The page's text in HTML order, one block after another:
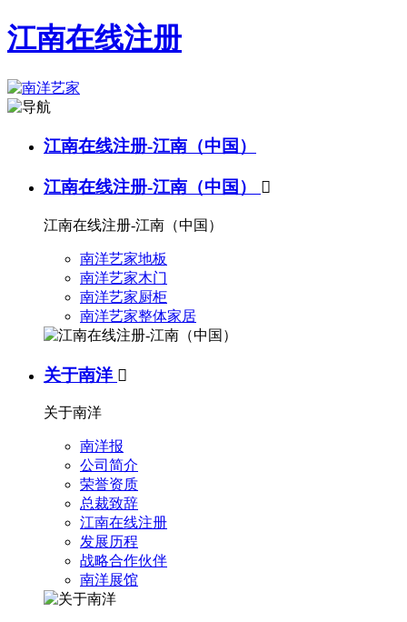
江南在线注册
江南在线注册-江南（中国）
江南在线注册-江南（中国） 
江南在线注册-江南（中国）
南洋艺家地板
南洋艺家木门
南洋艺家厨柜
南洋艺家整体家居
关于南洋 
关于南洋
南洋报
公司简介
荣誉资质
总裁致辞
江南在线注册
发展历程
战略合作伙伴
南洋展馆